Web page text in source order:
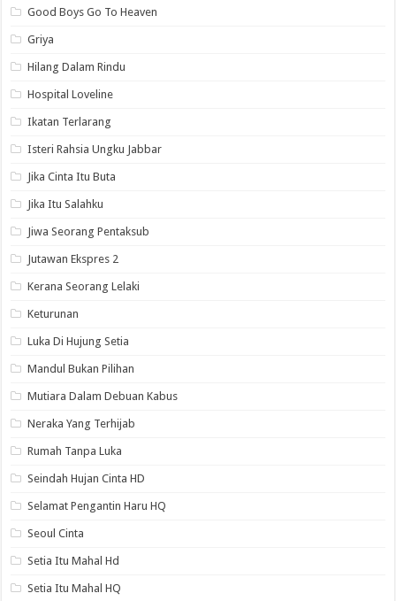
Good Boys Go To Heaven
Griya
Hilang Dalam Rindu
Hospital Loveline
Ikatan Terlarang
Isteri Rahsia Ungku Jabbar
Jika Cinta Itu Buta
Jika Itu Salahku
Jiwa Seorang Pentaksub
Jutawan Ekspres 2
Kerana Seorang Lelaki
Keturunan
Luka Di Hujung Setia
Mandul Bukan Pilihan
Mutiara Dalam Debuan Kabus
Neraka Yang Terhijab
Rumah Tanpa Luka
Seindah Hujan Cinta HD
Selamat Pengantin Haru HQ
Seoul Cinta
Setia Itu Mahal Hd
Setia Itu Mahal HQ